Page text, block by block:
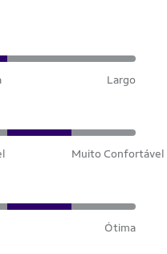
Largo
Muito Confortável
Ótima